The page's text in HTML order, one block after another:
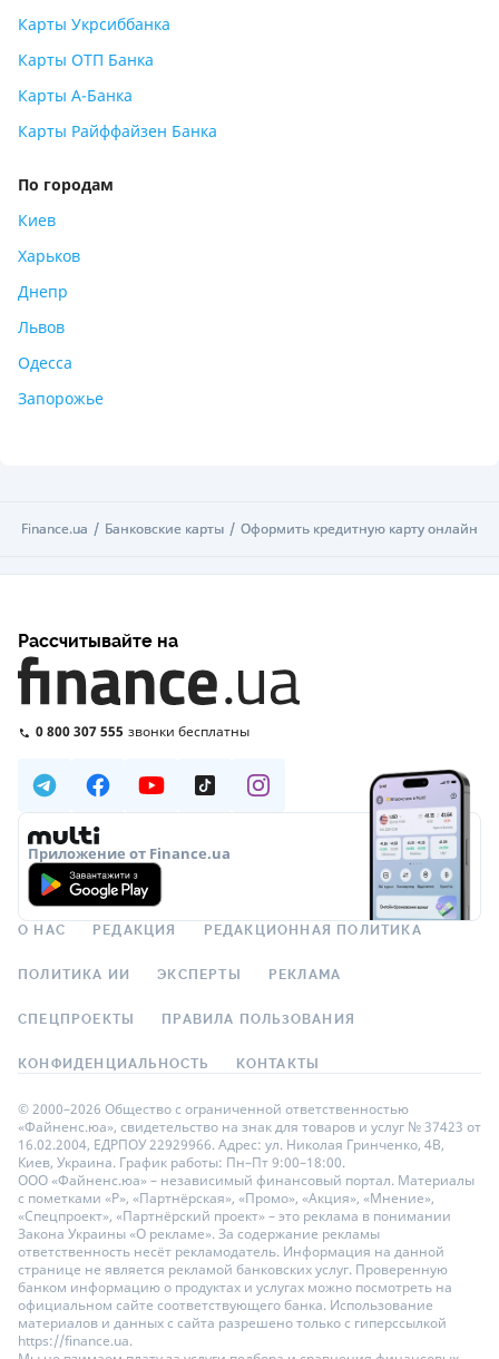
Карты Укрсиббанка
Карты ОТП Банка
Карты А-Банка
Карты Райффайзен Банка
По городам
Киев
Харьков
Днепр
Львов
Одесса
Запорожье
Finance.ua Банковские карты Оформить кредитную карту онлайн
Finance.ua Банковские карты Оформить кредитную карту онлайн
Рассчитывайте на
0 800 307 555 звонки бесплатны
Приложение от Finance.ua
О НАС РЕДАКЦИЯ РЕДАКЦИОННАЯ ПОЛИТИКА
ПОЛИТИКА ИИ ЭКСПЕРТЫ РЕКЛАМА
СПЕЦПРОЕКТЫ ПРАВИЛА ПОЛЬЗОВАНИЯ
КОНФИДЕНЦИАЛЬНОСТЬ КОНТАКТЫ
© 2000–2026 Общество с ограниченной ответственностью
«Файненс.юа», свидетельство на знак для товаров и услуг № 37423 от
16.02.2004, ЕДРПОУ 22929966. Адрес: ул. Николая Гринченко, 4В,
Киев, Украина. График работы: Пн–Пт 9:00–18:00.
ООО «Файненс.юа» – независимый финансовый портал. Материалы
с пометками «Р», «Партнёрская», «Промо», «Акция», «Мнение»,
«Спецпроект», «Партнёрский проект» – это реклама в понимании
Закона Украины «О рекламе». За содержание рекламы
ответственность несёт рекламодатель. Информация на данной
странице не является рекламой банковских услуг. Проверенную
банком информацию о продуктах и услугах можно посмотреть на
официальном сайте соответствующего банка. Использование
материалов и данных с сайта разрешено только с гиперссылкой
https://finance.ua.